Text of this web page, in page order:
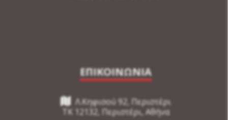
ΕΠΙΚΟΙΝΩΝΙΑ
Λ.Κηφισού 92, Περιστέρι
TK 12132, Περιστέρι, Αθήνα